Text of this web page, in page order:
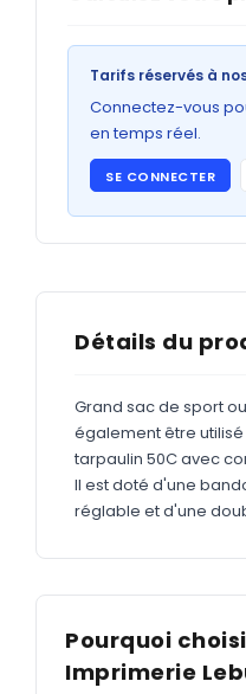
GRAND FORMAT
Abribus
ADHÉSIFS
Étiquettes adhésives
Étiquettes adhésives
MARQUAGE TEXTILE
Tee-shirts Nouveau
Polos Nouveau
Tarifs réservés à
Connectez-vous
en temps réel.
SE CONNECTER
Détails du
Grand sac de sport
également être
tarpaulin 50C avec
Il est doté d'une
réglable et d'une
Pourquoi
Imprimerie